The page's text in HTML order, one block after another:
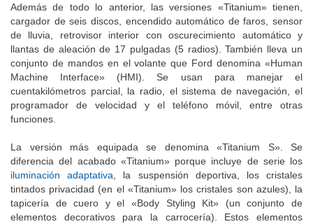
Además de todo lo anterior, las versiones «Titanium» tienen,
cargador de seis discos, encendido automático de faros, sensor
de lluvia, retrovisor interior con oscurecimiento automático y
llantas de aleación de 17 pulgadas (5 radios). También lleva un
conjunto de mandos en el volante que Ford denomina «Human
Machine Interface» (HMI). Se usan para manejar el
cuentakilómetros parcial, la radio, el sistema de navegación, el
programador de velocidad y el teléfono móvil, entre otras
funciones.
La versión más equipada se denomina «Titanium S». Se
diferencia del acabado «Titanium» porque incluye de serie los
iluminación adaptativa , la suspensión deportiva, los cristales
tintados privacidad (en el «Titanium» los cristales son azules), la
tapicería de cuero y el «Body Styling Kit» (un conjunto de
elementos decorativos para la carrocería). Estos elementos